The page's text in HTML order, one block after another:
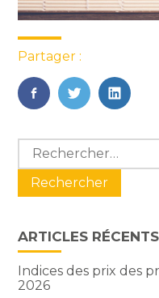
Partager :
FaceBook
Twitter
Blog
sidebar
Rechercher :
ARTICLES RÉCENTS
Indices des prix des
2026